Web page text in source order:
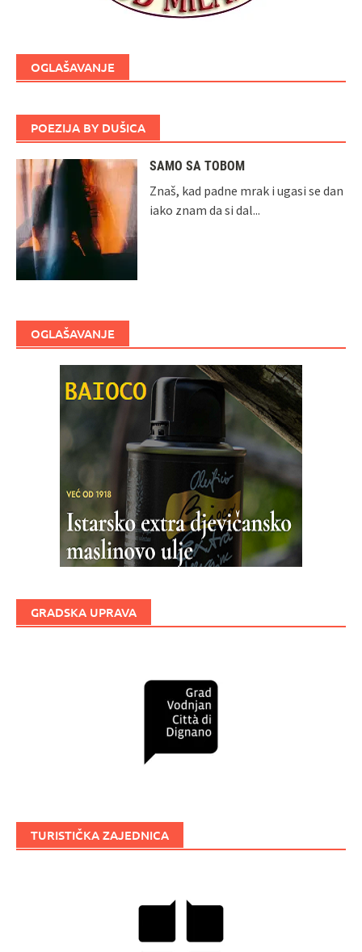
OGLAŠAVANJE
POEZIJA BY DUŠICA
SAMO SA TOBOM
Znaš, kad padne mrak i ugasi se dan
iako znam da si dal...
OGLAŠAVANJE
GRADSKA UPRAVA
TURISTIČKA ZAJEDNICA